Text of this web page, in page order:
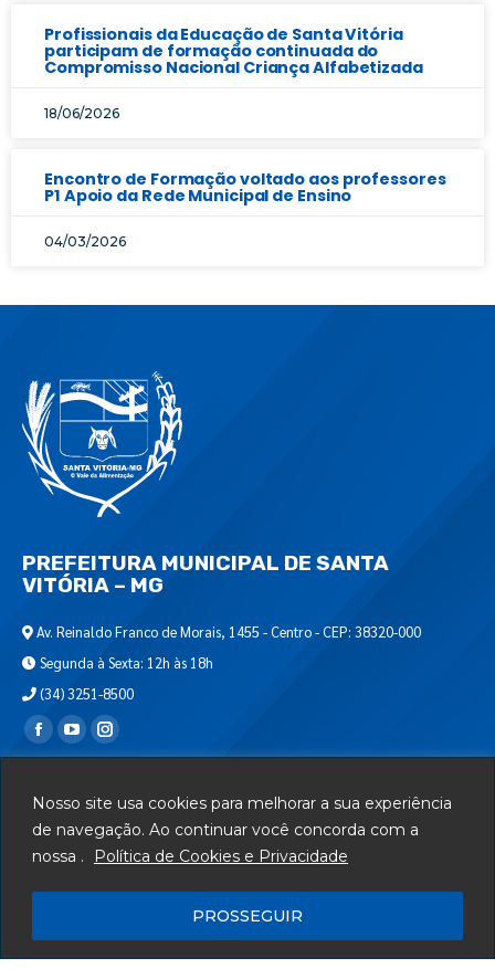
Nosso site usa cookies para melhorar a sua experiência
de navegação. Ao continuar você concorda com a
nossa .
Política de Cookies e Privacidade
PROSSEGUIR
Profissionais da Educação de Santa Vitória
participam de formação continuada do
Compromisso Nacional Criança Alfabetizada
18/06/2026
Encontro de Formação voltado aos professores
P1 Apoio da Rede Municipal de Ensino
04/03/2026
PREFEITURA MUNICIPAL DE SANTA
VITÓRIA – MG
Av. Reinaldo Franco de Morais, 1455 - Centro - CEP: 38320-000
Segunda à Sexta: 12h às 18h
(34) 3251-8500
Encontre-nos em:
Departamento de T.I.
Serviços
Mapa do Site